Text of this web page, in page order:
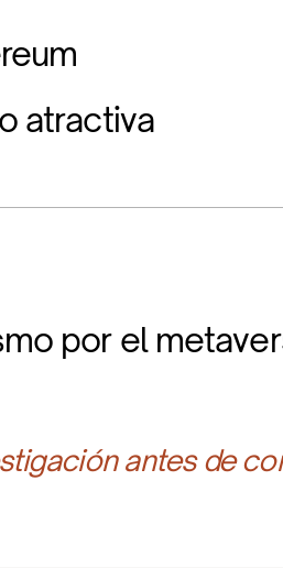
atractiva
por el
antes de